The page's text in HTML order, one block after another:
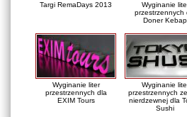
Targi RemaDays 2013
Wyginanie
przestrzennych
Doner Kebap
Wyginanie liter
przestrzennych dla
EXIM Tours
Wyginanie
przestrzennych
nierdzewnej dla
Sushi